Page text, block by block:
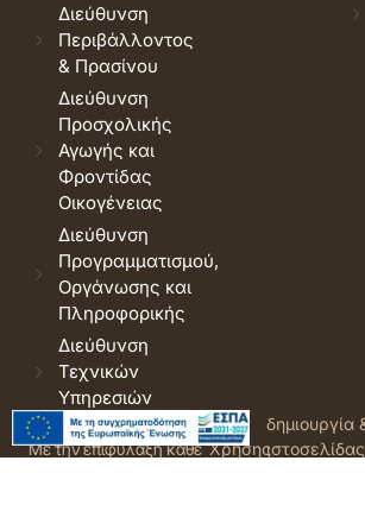
Διεύθυνση
Περιβάλλοντος
& Πρασίνου
Διεύθυνση
Προσχολικής
Αγωγής και
Φροντίδας
Οικογένειας
Διεύθυνση
Προγραμματισμού,
Οργάνωσης και
Πληροφορικής
Διεύθυνση
Τεχνικών
Υπηρεσιών
© 2026 Δήμος Δράμας.
Με την επιφύλαξη κάθε
Όροι
Χρήσης
δημιουργία